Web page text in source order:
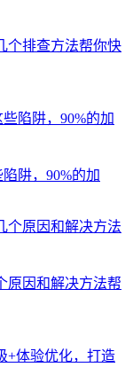
个排查方法帮你快
阱，90%的加
原因和解决方法帮